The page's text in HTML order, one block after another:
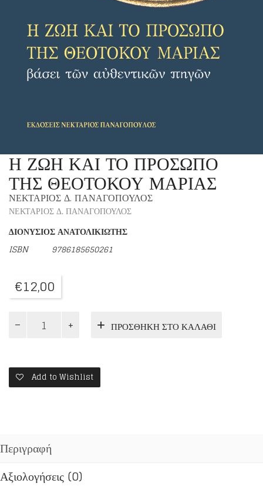
Η ΖΩΗ ΚΑΙ ΤΟ ΠΡΟΣΩΠΟ
ΤΗΣ ΘΕΟΤΟΚΟΥ ΜΑΡΙΑΣ
ΝΕΚΤΑΡΙΟΣ Δ. ΠΑΝΑΓΟΠΟΥΛΟΣ
ΝΕΚΤΑΡΙΟΣ Δ. ΠΑΝΑΓΟΠΟΥΛΟΣ
ΔΙΟΝΥΣΙΟΣ ΑΝΑΤΟΛΙΚΙΩΤΗΣ
ISBN 9786185650261
€12,00
ΖΩΗ
ΠΡΟΣΩΠΟ
ΤΗΣ
ΘΕΟΤΟΚΟΥ
ΠΡΟΣΘΉΚΗ ΣΤΟ ΚΑΛΆΘΙ
Add to Wishlist
Περιγραφή
Αξιολογήσεις (0)